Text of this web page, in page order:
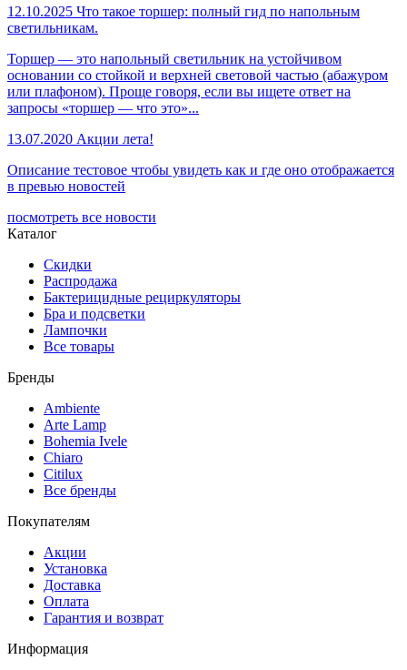
12.10.2025 Что такое торшер: полный гид по напольным
светильникам.
Торшер — это напольный светильник на устойчивом
основании со стойкой и верхней световой частью (абажуром
или плафоном). Проще говоря, если вы ищете ответ на
запросы «торшер — что это»...
13.07.2020 Акции лета!
Описание тестовое чтобы увидеть как и где оно отображается
в превью новостей
посмотреть все новости
Каталог
Скидки
Распродажа
Бактерицидные рециркуляторы
Бра и подсветки
Лампочки
Все товары
Бренды
Ambiente
Arte Lamp
Bohemia Ivele
Chiaro
Citilux
Все бренды
Покупателям
Акции
Установка
Доставка
Оплата
Гарантия и возврат
Информация